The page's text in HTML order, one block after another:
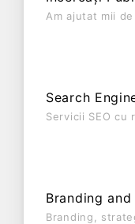
cifră de afaceri
cu un număr mediu de de salariați
punct de vedere
Societatea nu
Am ajutat mii
Search
Servicii SEO cu
Branding
Branding,